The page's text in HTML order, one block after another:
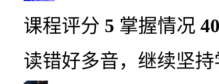
课程评分 5 掌握情况
读错好多音，继续坚